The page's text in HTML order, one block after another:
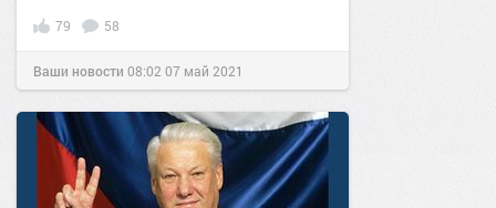
79 58
Ваши новости 08:02 07 май 2021